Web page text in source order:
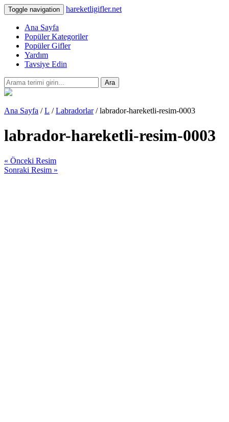
Toggle navigation hareketligifler.net
Ana Sayfa
Popüler Kategoriler
Popüler Gifler
Yardım
Tavsiye Edin
Ara
Ana Sayfa /L /Labradorlar/ labrador-hareketli-resim-0003
labrador-hareketli-resim-0003
« Önceki Resim
Sonraki Resim »